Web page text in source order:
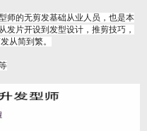
师的无剪发基础从业人员，也是本
发片开设到发型设计，推剪技巧，
从简到繁。